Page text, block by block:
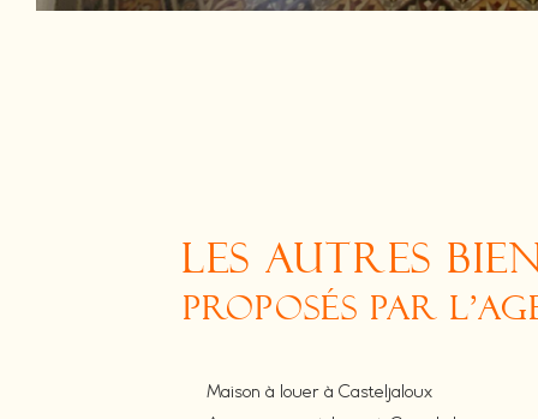
LES AUTRES
PROPOSÉS PAR
Maison à louer à Casteljaloux